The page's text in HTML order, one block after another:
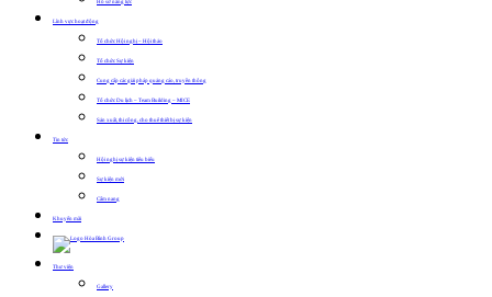
Hồ sơ năng lực
Lĩnh vực hoạt động
Tổ chức Hội nghị – Hội thảo
Tổ chức Sự kiện
Cung cấp các giải pháp quảng cáo, truyền thông
Tổ chức Du lịch – Team Building – MICE
Sản xuất, thi công, cho thuê thiết bị sự kiện
Tin tức
Hội nghị sự kiện tiêu biểu
Sự kiện mới
Cẩm nang
Khuyến mãi
Thư viện
Gallery